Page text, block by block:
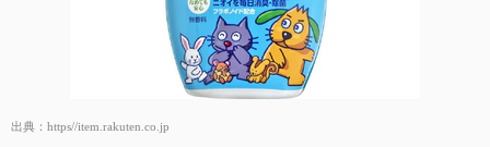
出典： https//item.rakuten.co.jp